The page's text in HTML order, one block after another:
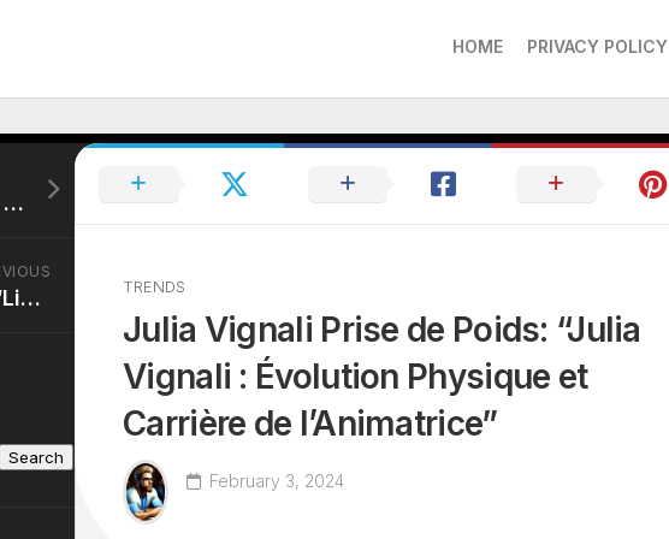
HOME PRIVACY POLICY
TRENDS
Julia Vignali Prise de Poids: “Julia
Vignali : Évolution Physique et
Carrière de l’Animatrice”
February 3, 2024
Guillaume Genton Poids: “Guillaume Genton : Poids et Parcours de l’Animateur et Journaliste”
Line Renaud Fortune: “Line Renaud : Sa Carrière d’Exception et sa Fortune Évaluée à 7 Millions de Dollars”
Search